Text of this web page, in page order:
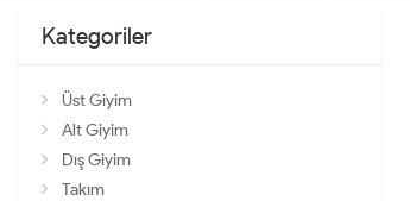
Kategoriler
Üst Giyim
Alt Giyim
Dış Giyim
Takım